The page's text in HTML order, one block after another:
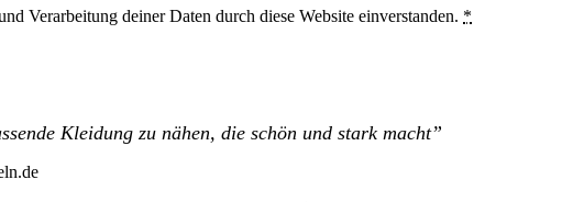
Verarbeitung deiner Daten durch diese Website einverstanden. *
Kleidung zu nähen, die schön und stark macht”